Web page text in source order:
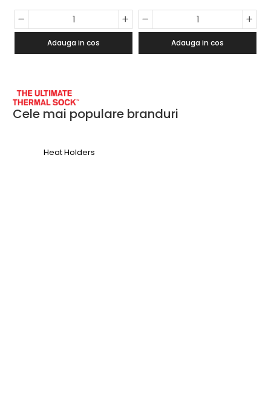
Adauga in cos Adauga in cos
Cele mai populare branduri
Heat Holders